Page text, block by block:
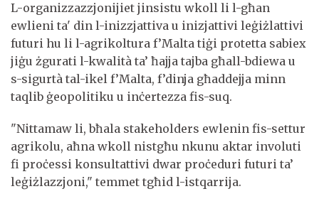
L-organizzazzjonijiet jinsistu wkoll li l-għan
ewlieni ta' din l-inizzjattiva u inizjattivi leġiżlattivi
futuri hu li l-agrikoltura f’Malta tiġi protetta sabiex
jiġu żgurati l-kwalità ta’ ħajja tajba għall-bdiewa u
s-sigurtà tal-ikel f’Malta, f’dinja għaddejja minn
taqlib ġeopolitiku u inċertezza fis-suq.
"Nittamaw li, bħala stakeholders ewlenin fis-settur
agrikolu, aħna wkoll nistgħu nkunu aktar involuti
fi proċessi konsultattivi dwar proċeduri futuri ta’
leġiżlazzjoni," temmet tgħid l-istqarrija.